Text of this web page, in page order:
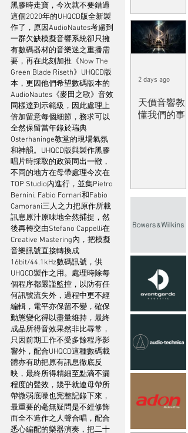
黑膠時走寶，今次就不要錯過
這個2020年的UHQCD版全新製
作了，原因AudioNautes考慮到
一群欠缺模擬音響系統卻只擁
有數碼器材的音樂迷之重播需
要，再在此刻加推《Now The
Green Blade Riseth》UHQCD版
本，更因他們希望數碼版本的
AudioNautes《麥田之歌》音效
同樣達到示範級，因此處理上
倍加留意每個細節，務求可以
全然保留當年錄於瑞典
Osterhaninge教堂的現場氣氛
和神韻。UHQCD版與製作黑膠
唱片時採取的政策同出一轍，
不同的地方在母帶處理今次在
TOP Studio內進行，並集Pietro
Bernini, Fabio Fornari和Fabio
Camorani三人之力把原作所載
訊息原汁原味地全然捕捉，然
後再轉交由Stefano Cappelli在
Creative Mastering內，把模擬
音樂訊號直接轉換成
16bit/44.1kHz數碼訊號，供
UHQCD製作之用。處理時除每
個程序都嚴謹監控，以防有任
何訊號流失外，過程中更不經
編輯，電平亦保留不變，確保
動態變化得以盡量維持，最終
成品所得音效果然非比尋常，
只因前期工作不受多餘程序影
響外，配合UHQCD這種數碼載
體亦有助把原有訊息徹底反
映，最終所得精細至點滴不漏
程度的聲效，幾乎就連母帶所
帶微弱底噪也完整記錄下來，
最重要的毫無疑問是不經修飾
而全不造作之人聲合唱，配合
悉心編配的樂器演奏，把二十
天價音響教
懂我們的事
2 days ago